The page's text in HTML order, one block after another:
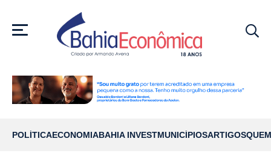
MENU
POLÍTICAECONOMIABAHIA INVESTMUNICÍPIOSARTIGOS